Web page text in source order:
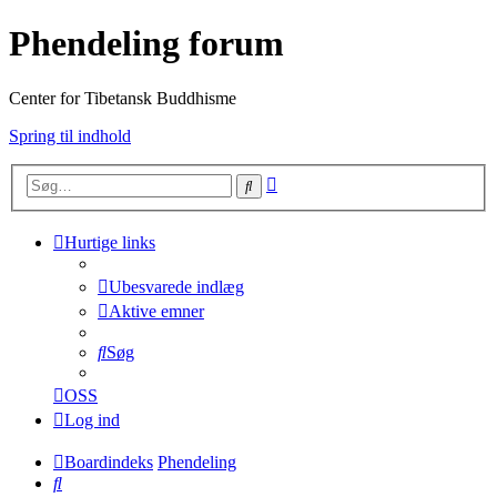
Phendeling forum
Center for Tibetansk Buddhisme
Spring til indhold
Søg
Hurtige links
Ubesvarede indlæg
Aktive emner
Søg
OSS
Log ind
Boardindeks Phendeling
Søg